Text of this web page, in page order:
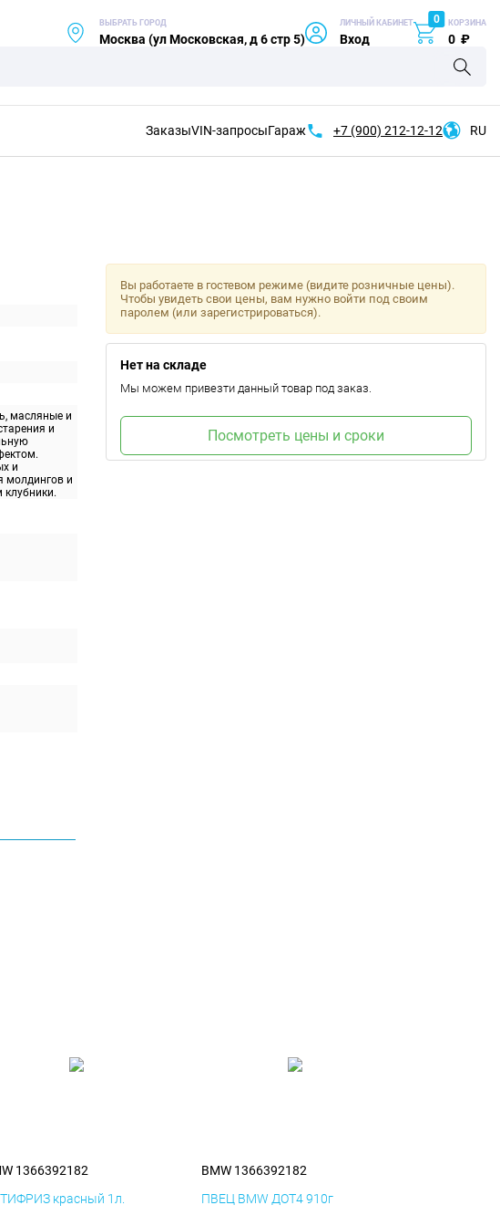
ВЫБРАТЬ ГОРОД
Москва (ул Московская, д 6 стр 5)
ЛИЧНЫЙ КАБИНЕТ
Вход
0 КОРЗИНА
0 ₽
ЗаказыVIN-запросыГараж +7 (900) 212-12-12 RU
масляные и
и
и
молдингов и
Вы работаете в гостевом режиме (видите розничные цены).
Чтобы увидеть свои цены, вам нужно войти под своим
паролем (или зарегистрироваться).
Нет на складе
Мы можем привезти данный товар под заказ.
Посмотреть цены и сроки
1366392182
красный 1л.
BMW 1366392182
ПВЕЦ BMW ДОТ4 910г